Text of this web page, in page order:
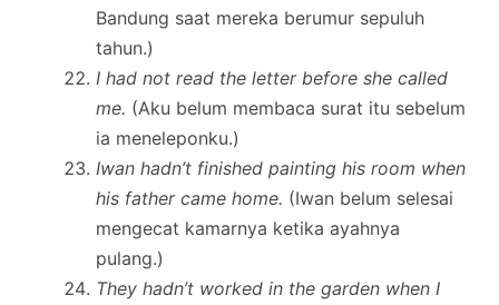
Bandung saat mereka berumur sepuluh
tahun.)
I had not read the letter before she called
me. (Aku belum membaca surat itu sebelum
ia meneleponku.)
Iwan hadn’t finished painting his room when
his father came home. (Iwan belum selesai
mengecat kamarnya ketika ayahnya
pulang.)
They hadn’t worked in the garden when I